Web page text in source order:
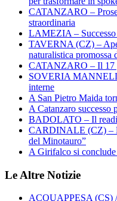
CATANZARO –
straordinaria
LAMEZIA – Successo
TAVERNA (CZ) –
naturalistica promossa
CATANZARO – Il 17
SOVERIA
interne
A San Pietro Maida
A Catanzaro successo
BADOLATO – Il
CARDINALE (CZ) –
del Minotauro”
A Girifalco si
Le Altre Notizie
ACQUAPPESA (CS)